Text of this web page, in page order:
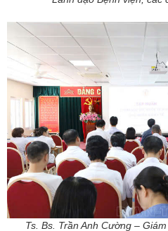
Ts. Bs. Trần Anh Cường –